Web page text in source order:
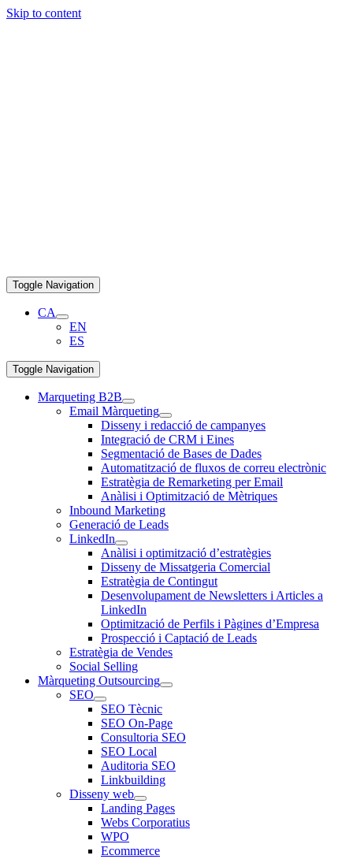
Skip to content
Toggle Navigation
CA
EN
ES
Toggle Navigation
Marqueting B2B
Email Màrqueting
Disseny i redacció de campanyes
Integració de CRM i Eines
Segmentació de Bases de Dades
Automatització de fluxos de correu electrònic
Estratègia de Remarketing per Email
Anàlisi i Optimització de Mètriques
Inbound Marketing
Generació de Leads
LinkedIn
Anàlisi i optimització d’estratègies
Disseny de Missatgeria Comercial
Estratègia de Contingut
Desenvolupament de Newsletters i Articles a
LinkedIn
Optimització de Perfils i Pàgines d’Empresa
Prospecció i Captació de Leads
Estratègia de Vendes
Social Selling
Màrqueting Outsourcing
SEO
SEO Tècnic
SEO On-Page
Consultoria SEO
SEO Local
Auditoria SEO
Linkbuilding
Disseny web
Landing Pages
Webs Corporatius
WPO
Ecommerce